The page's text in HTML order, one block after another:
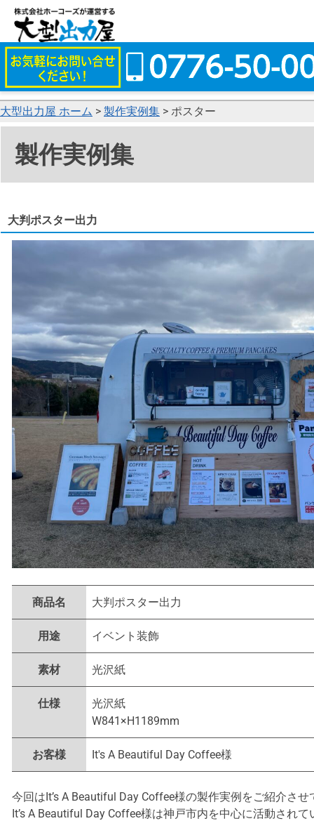
大型出力屋 ホーム > 製作実例集 > ポスター
製作実例集
大判ポスター出力
商品名 大判ポスター出力
用途 イベント装飾
素材 光沢紙
仕様
光沢紙
W841×H1189mm
お客様 It's A Beautiful Day Coffee様
今回はIt’s A Beautiful Day Coffee様の製作実例をご紹介さ
It’s A Beautiful Day Coffee様は神戸市内を中心に活動され